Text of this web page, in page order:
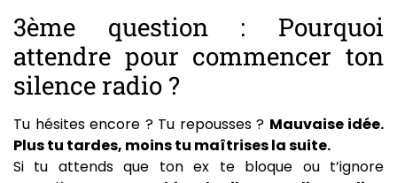
3ème question : Pourquoi
attendre pour commencer ton
silence radio ?
Tu hésites encore ? Tu repousses ? Mauvaise idée.
Plus tu tardes, moins tu maîtrises la suite.
Si tu attends que ton ex te bloque ou t’ignore